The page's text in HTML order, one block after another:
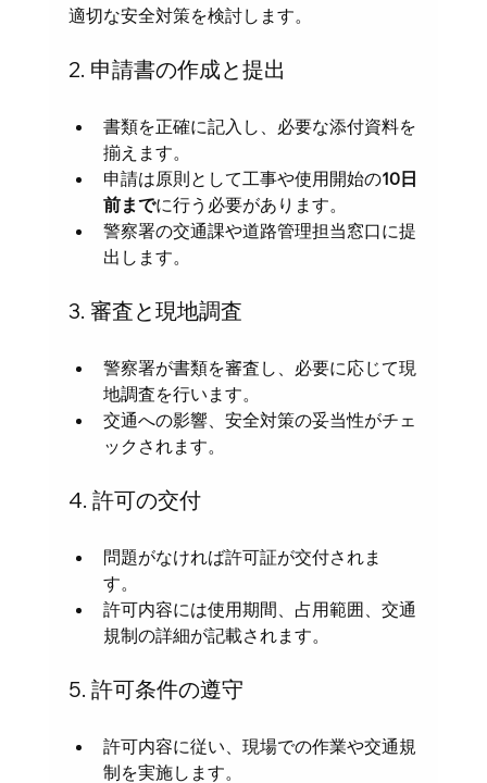
適切な安全対策を検討します。
2. 申請書の作成と提出
書類を正確に記入し、必要な添付資料を
揃えます。
申請は原則として工事や使用開始の10日
前までに行う必要があります。
警察署の交通課や道路管理担当窓口に提
出します。
3. 審査と現地調査
警察署が書類を審査し、必要に応じて現
地調査を行います。
交通への影響、安全対策の妥当性がチェ
ックされます。
4. 許可の交付
問題がなければ許可証が交付されま
す。
許可内容には使用期間、占用範囲、交通
規制の詳細が記載されます。
5. 許可条件の遵守
許可内容に従い、現場での作業や交通規
制を実施します。